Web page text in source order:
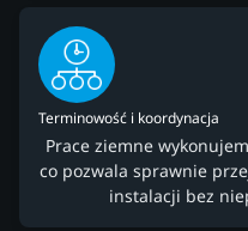
Terminowość i koordynacja
Prace ziemne
co pozwala sprawnie
instalacji bez